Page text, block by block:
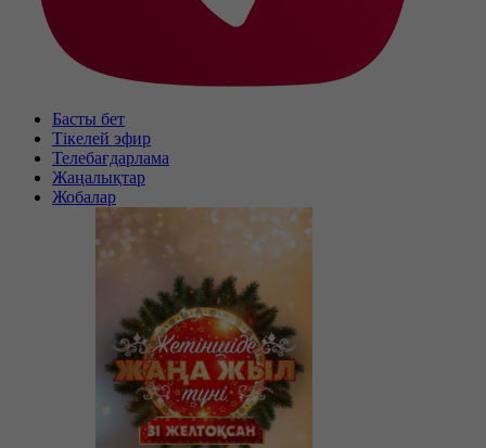
Басты бет
Тікелей эфир
Телебағдарлама
Жаңалықтар
Жобалар